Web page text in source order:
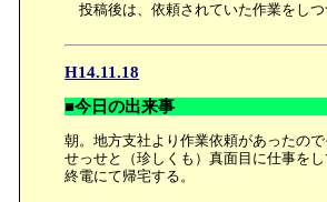
投稿後は、依頼されていた作業をしつ
H14.11.18
■今日の出来事
朝。地方支社より作業依頼があったので
せっせと（珍しくも）真面目に仕事を
終電にて帰宅する。